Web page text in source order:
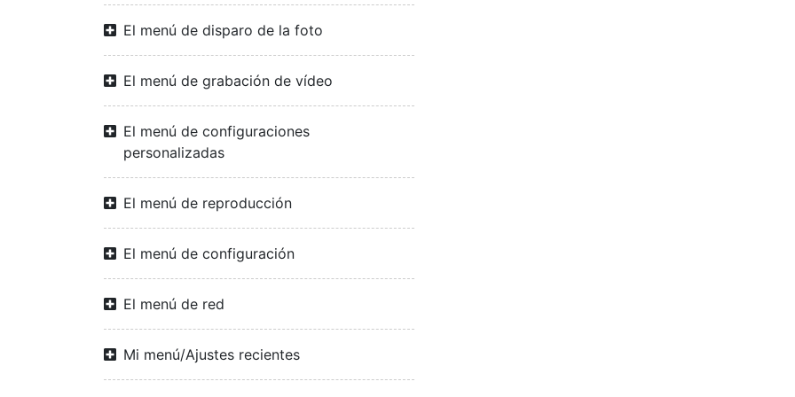
El menú de disparo de la foto
El menú de grabación de vídeo
El menú de configuraciones
personalizadas
El menú de reproducción
El menú de configuración
El menú de red
Mi menú/Ajustes recientes